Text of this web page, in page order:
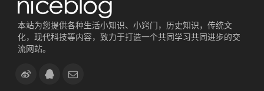
本站为您提供各种生活小知识、小窍门，历史知识，传统文
化，现代科技等内容，致力于打造一个共同学习共同进步的交
流网站。